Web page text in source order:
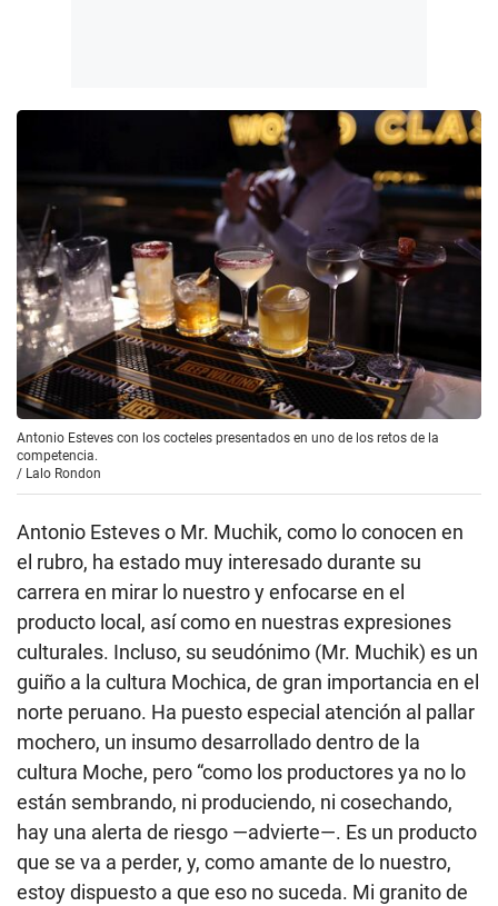
Antonio Esteves con los cocteles presentados en uno de los retos de la
competencia.
/ Lalo Rondon
Antonio Esteves o Mr. Muchik, como lo conocen en
el rubro, ha estado muy interesado durante su
carrera en mirar lo nuestro y enfocarse en el
producto local, así como en nuestras expresiones
culturales. Incluso, su seudónimo (Mr. Muchik) es un
guiño a la cultura Mochica, de gran importancia en el
norte peruano. Ha puesto especial atención al pallar
mochero, un insumo desarrollado dentro de la
cultura Moche, pero “como los productores ya no lo
están sembrando, ni produciendo, ni cosechando,
hay una alerta de riesgo —advierte—. Es un producto
que se va a perder, y, como amante de lo nuestro,
estoy dispuesto a que eso no suceda. Mi granito de